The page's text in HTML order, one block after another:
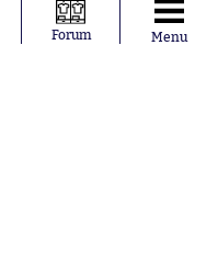
Forum Menu